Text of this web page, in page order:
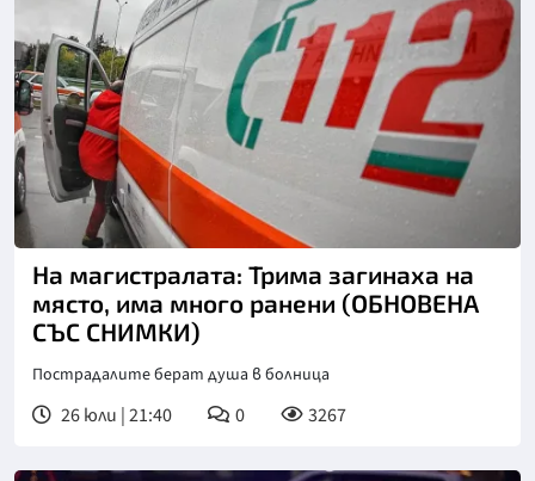
На магистралата: Трима загинаха на
място, има много ранени (ОБНОВЕНА
СЪС СНИМКИ)
Пострадалите берат душа в болница
26 юли | 21:40 0 3267